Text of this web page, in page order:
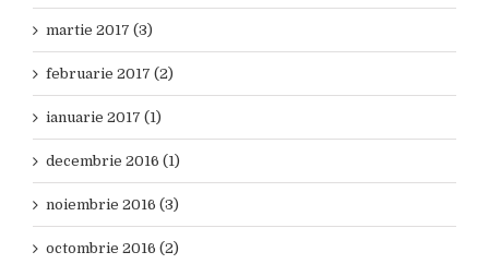
martie 2017 (3)
februarie 2017 (2)
ianuarie 2017 (1)
decembrie 2016 (1)
noiembrie 2016 (3)
octombrie 2016 (2)